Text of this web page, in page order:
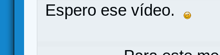
Espero ese vídeo.